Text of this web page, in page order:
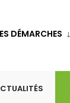
DÉMARCHES